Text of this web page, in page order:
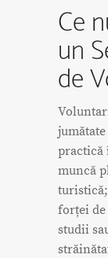
Ce
un
de
practică
muncă
forței de
studii